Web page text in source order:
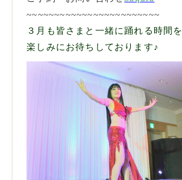
~~~~~~~~~~~~~~~~~~~~~~~~
３月も皆さまと一緒に踊れる時間を
楽しみにお待ちしております♪